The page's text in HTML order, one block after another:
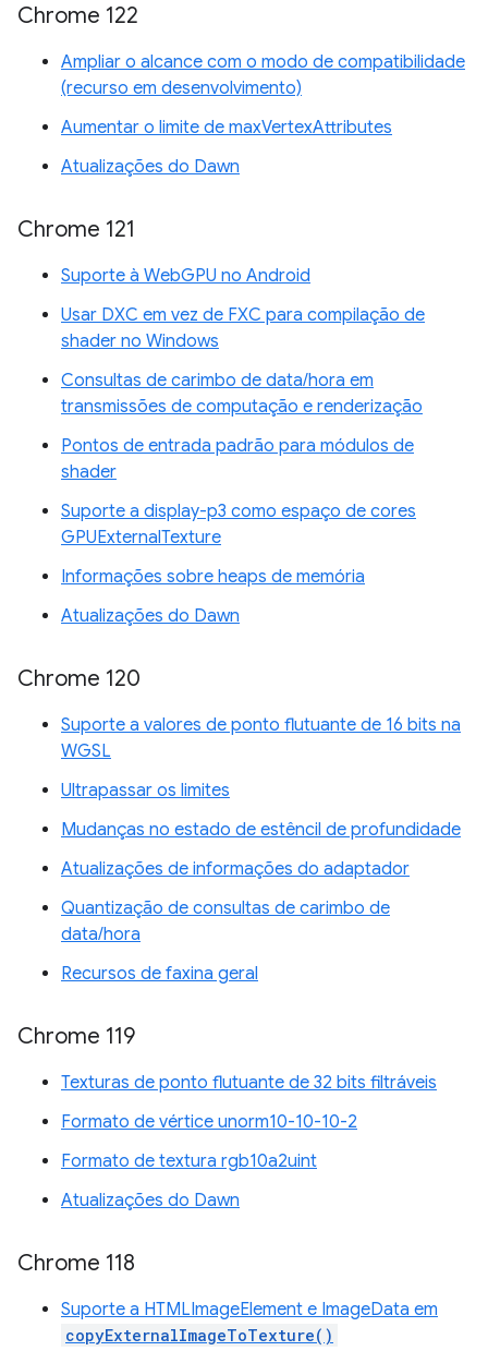
Chrome 122
Ampliar o alcance com o modo de compatibilidade
(recurso em desenvolvimento)
Aumentar o limite de maxVertexAttributes
Atualizações do Dawn
Chrome 121
Suporte à WebGPU no Android
Usar DXC em vez de FXC para compilação de
shader no Windows
Consultas de carimbo de data/hora em
transmissões de computação e renderização
Pontos de entrada padrão para módulos de
shader
Suporte a display-p3 como espaço de cores
GPUExternalTexture
Informações sobre heaps de memória
Atualizações do Dawn
Chrome 120
Suporte a valores de ponto flutuante de 16 bits na
WGSL
Ultrapassar os limites
Mudanças no estado de estêncil de profundidade
Atualizações de informações do adaptador
Quantização de consultas de carimbo de
data/hora
Recursos de faxina geral
Chrome 119
Texturas de ponto flutuante de 32 bits filtráveis
Formato de vértice unorm10-10-10-2
Formato de textura rgb10a2uint
Atualizações do Dawn
Chrome 118
Suporte a HTMLImageElement e ImageData em
copyExternalImageToTexture()